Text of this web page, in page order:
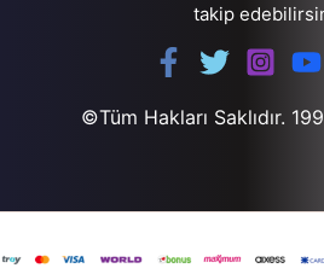
takip
©Tüm Hakları Saklıdır.